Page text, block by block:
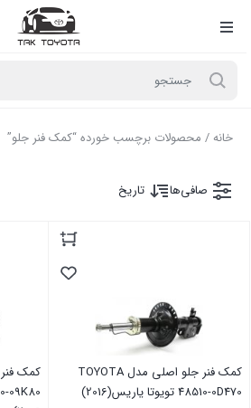
لطفاً به علت نوسانات بازار با مـا تمـاس بگیرید:
خانه/ محصولات برچسب خورده “کمک فنر جلو”
صافی‌ها تاریخ
کمک فنر جلو اصلی مدل TOYOTA
48510-0D470 تویوتا یاریس(2016)